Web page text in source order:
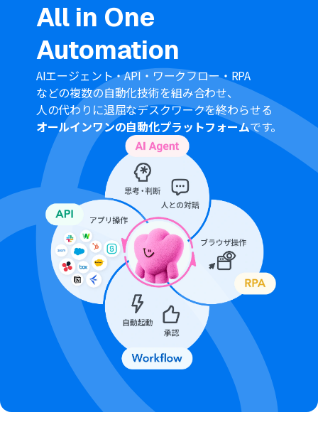
IDや期間の開始日・終了日を任意で設定してください。
Jotformの回答内容をこれらの値に反映させることも可
能です。
Microsoft Teamsでメッセージを送信するアクションで
は、通知先のチームIDやチャネルID、送信するメッセー
ジ本文を任意で設定してください。レポートの要点など
をメッセージに含めることで、より円滑な情報共有ができ
ます。
■注意事項
Jotform、Meta広告（Facebook）、Microsoft Teams
のそれぞれとYoomを連携してください。
JotformのWebhook設定方法は下記をご参照ください。
https://intercom.help/yoom/ja/articles/8105581
Microsoft365（旧Office365）には、家庭向けプランと一
般法人向けプラン（Microsoft365 Business）があり、一
般法人向けプランに加入していない場合には認証に失敗
する可能性があります。
All in One
Automation
AIエージェント・API・ワークフロー・RPA
などの複数の自動化技術を組み合わせ、
人の代わりに退屈なデスクワークを終わらせる
オールインワンの自動化プラットフォームです。